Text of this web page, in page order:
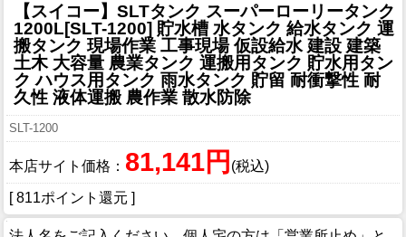
【スイコー】SLTタンク スーパーローリータンク
1200L[SLT-1200] 貯水槽 水タンク 給水タンク 運
搬タンク 現場作業 工事現場 仮設給水 建設 建築
土木 大容量 農業タンク 運搬用タンク 貯水用タン
ク ハウス用タンク 雨水タンク 貯留 耐衝撃性 耐
久性 液体運搬 農作業 散水防除
SLT-1200
本店サイト価格： 81,141円 (税込)
[ 811ポイント還元 ]